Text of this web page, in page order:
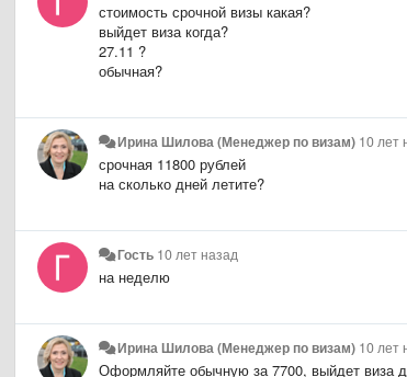
стоимость срочной визы какая?
выйдет виза когда?
27.11 ?
обычная?
Ирина Шилова (Менеджер по визам) 10 лет
срочная 11800 рублей
на сколько дней летите?
Гость 10 лет назад
на неделю
Ирина Шилова (Менеджер по визам) 10 лет
Оформляйте обычную за 7700, выйдет виза